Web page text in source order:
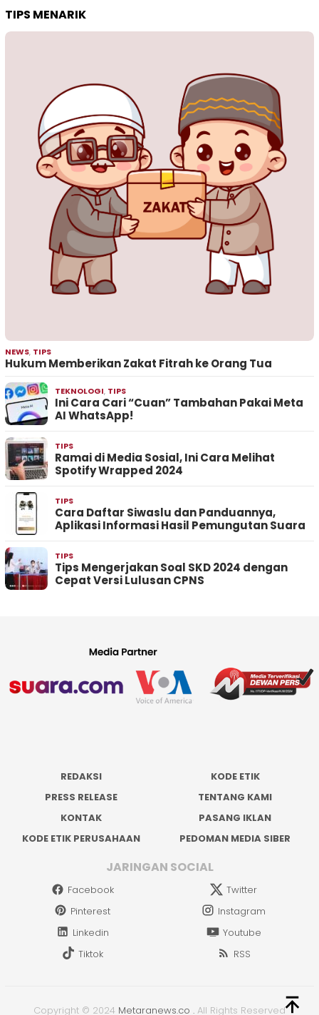
TIPS MENARIK
NEWS, TIPS
Hukum Memberikan Zakat Fitrah ke Orang Tua
TEKNOLOGI, TIPS
Ini Cara Cari “Cuan” Tambahan Pakai Meta
AI WhatsApp!
TIPS
Ramai di Media Sosial, Ini Cara Melihat
Spotify Wrapped 2024
TIPS
Cara Daftar Siwaslu dan Panduannya,
Aplikasi Informasi Hasil Pemungutan Suara
TIPS
Tips Mengerjakan Soal SKD 2024 dengan
Cepat Versi Lulusan CPNS
REDAKSI
KODE ETIK
PRESS RELEASE
TENTANG KAMI
KONTAK
PASANG IKLAN
KODE ETIK PERUSAHAAN
PEDOMAN MEDIA SIBER
JARINGAN SOCIAL
Facebook
Twitter
Pinterest
Instagram
Linkedin
Youtube
Tiktok
RSS
Copyright © 2024 Metaranews.co . All Rights Reserved